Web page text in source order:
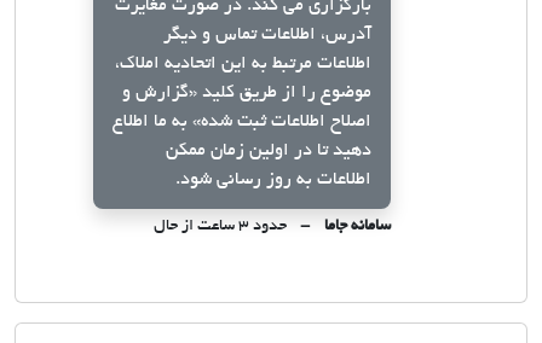
بارگزاری می کند. در صورت مغایرت
آدرس، اطلاعات تماس و دیگر
اطلاعات مرتبط به این اتحادیه املاک،
موضوع را از طریق کلید «گزارش و
اصلاح اطلاعات ثبت شده» به ما اطلاع
دهید تا در اولین زمان ممکن
اطلاعات به روز رسانی شود.
سامانه جاما حدود ۳ ساعت از حال